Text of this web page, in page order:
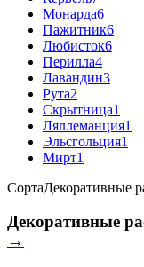
Монарда6
Пажитник6
Любисток6
Перилла4
Лавандин3
Рута2
Скрытница1
Ляллеманция1
Эльсгольция1
Мирт1
СортаДекоративные
Декоративные
→